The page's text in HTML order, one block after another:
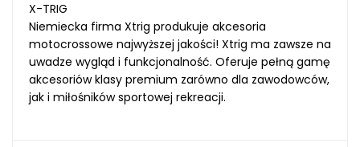
X-TRIG
Niemiecka firma Xtrig produkuje akcesoria
motocrossowe najwyższej jakości! Xtrig ma zawsze na
uwadze wygląd i funkcjonalność. Oferuje pełną gamę
akcesoriów klasy premium zarówno dla zawodowców,
jak i miłośników sportowej rekreacji.